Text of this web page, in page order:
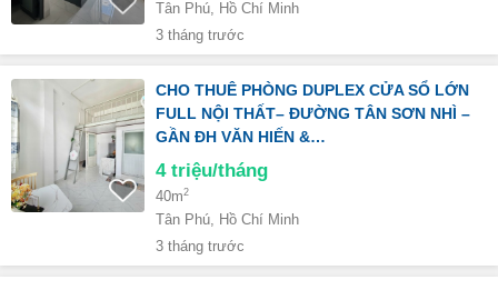
Tân Phú, Hồ Chí Minh
3 tháng trước
CHO THUÊ PHÒNG DUPLEX CỬA SỔ LỚN
FULL NỘI THẤT– ĐƯỜNG TÂN SƠN NHÌ –
GẦN ĐH VĂN HIẾN &…
4 triệu/tháng
40m2
Tân Phú, Hồ Chí Minh
3 tháng trước